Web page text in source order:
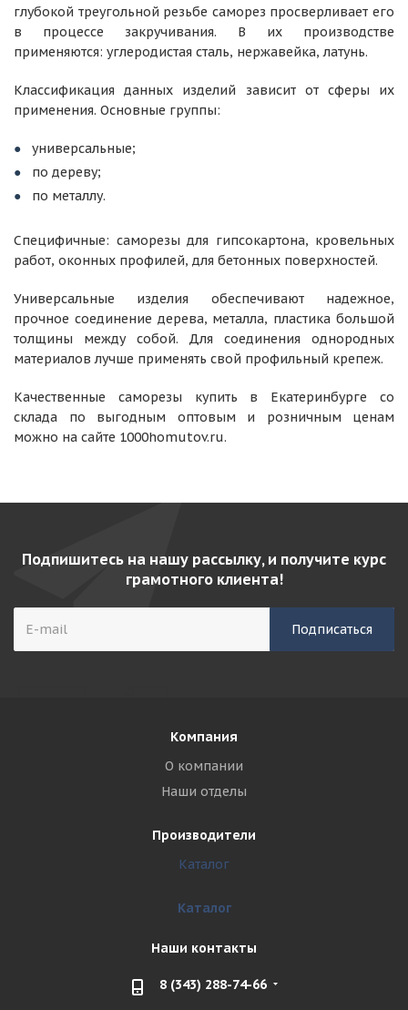
глубокой треугольной резьбе саморез просверливает его
в процессе закручивания. В их производстве
применяются: углеродистая сталь, нержавейка, латунь.
Классификация данных изделий зависит от сферы их
применения. Основные группы:
универсальные;
по дереву;
по металлу.
Специфичные: саморезы для гипсокартона, кровельных
работ, оконных профилей, для бетонных поверхностей.
Универсальные изделия обеспечивают надежное,
прочное соединение дерева, металла, пластика большой
толщины между собой. Для соединения однородных
материалов лучше применять свой профильный крепеж.
Качественные саморезы купить в Екатеринбурге со
склада по выгодным оптовым и розничным ценам
можно на сайте 1000homutov.ru.
Подпишитесь на нашу рассылку, и получите курс
грамотного клиента!
Компания
О компании
Наши отделы
Производители
Каталог
Каталог
Наши контакты
8 (343) 288-74-66